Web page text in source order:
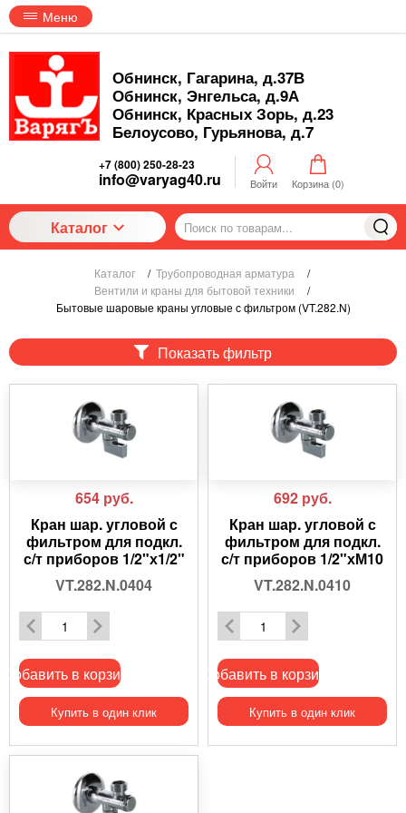
Меню
Обнинск, Гагарина, д.37В
Обнинск, Энгельса, д.9А
Обнинск, Красных Зорь, д.23
Белоусово, Гурьянова, д.7
+7 (800) 250-28-23
info@varyag40.ru Войти Корзина (0)
Каталог
Каталог / Трубопроводная арматура
/
Вентили и краны для бытовой техники
/
Бытовые шаровые краны угловые с фильтром (VT.282.N)
Показать фильтр
654 руб.
Кран шар. угловой с
фильтром для подкл.
с/т приборов 1/2"х1/2"
VT.282.N.0404
Добавить в корзину
Купить в один клик
692 руб.
Кран шар. угловой с
фильтром для подкл.
с/т приборов 1/2"хМ10
VT.282.N.0410
Добавить в корзину
Купить в один клик